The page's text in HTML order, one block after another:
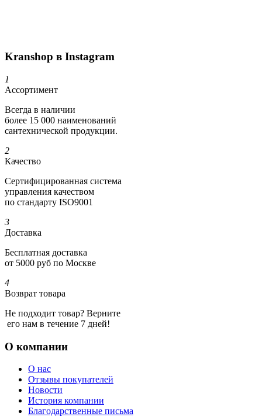
Kranshop в Instagram
1
Ассортимент
Всегда в наличии
более 15 000 наименований
сантехнической продукции.
2
Качество
Сертифициро­ванная система
управления качеством
по стандарту ISO9001
3
Доставка
Бесплатная доставка
от 5000 руб по Москве
4
Возврат товара
Не подходит товар? Верните
его нам в течение 7 дней!
О компании
О нас
Отзывы покупателей
Новости
История компании
Благодарственные письма